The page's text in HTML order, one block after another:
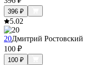
396 ₽
5.02
20Дмитрий Ростовский
100 ₽
100 ₽